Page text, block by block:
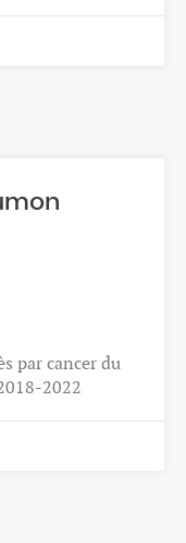
par cancer du
2022